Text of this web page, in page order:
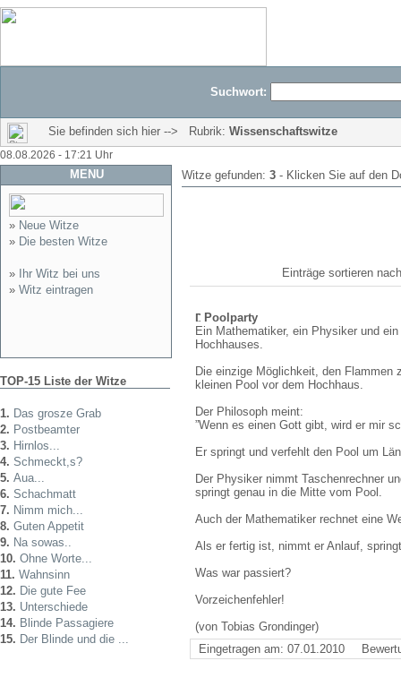
Suchwort:
Sie befinden sich hier --> Rubrik: Wissenschaftswitze
08.08.2026 - 17:21 Uhr
MENU
» Neue Witze
» Die besten Witze
»
Ihr Witz bei uns
» Witz eintragen
TOP-15 Liste der Witze
1. Das grosze Grab
2. Postbeamter
3. Hirnlos...
4. Schmeckt,s?
5. Aua...
6. Schachmatt
7. Nimm mich...
8. Guten Appetit
9. Na sowas..
10. Ohne Worte...
11. Wahnsinn
12. Die gute Fee
13. Unterschiede
14. Blinde Passagiere
15. Der Blinde und die ...
Witze gefunden: 3 - Klicken Sie auf den
Einträge sortieren
Poolparty
Ein Mathematiker, ein Physiker und
Hochhauses.
Die einzige Möglichkeit, den Flammen
kleinen Pool vor dem Hochhaus.
Der Philosoph meint:
”Wenn es einen Gott gibt, wird er mir
Er springt und verfehlt den Pool um
Der Physiker nimmt Taschenrechner
springt genau in die Mitte vom Pool.
Auch der Mathematiker rechnet eine
Als er fertig ist, nimmt er Anlauf,
Was war passiert?
Vorzeichenfehler!
(von Tobias Grondinger)
Eingetragen am: 07.01.2010